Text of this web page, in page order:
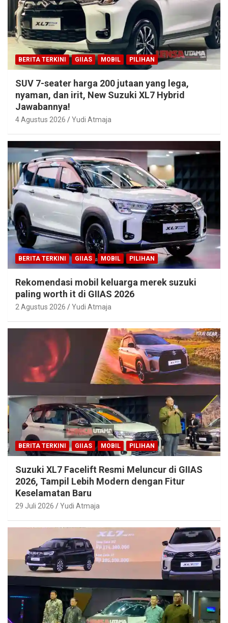
BERITA TERKINI GIIAS MOBIL PILIHAN
SUV 7-seater harga 200 jutaan yang lega,
nyaman, dan irit, New Suzuki XL7 Hybrid
Jawabannya!
4 Agustus 2026 Yudi Atmaja
BERITA TERKINI GIIAS MOBIL PILIHAN
Rekomendasi mobil keluarga merek suzuki
paling worth it di GIIAS 2026
2 Agustus 2026 Yudi Atmaja
BERITA TERKINI GIIAS MOBIL PILIHAN
Suzuki XL7 Facelift Resmi Meluncur di GIIAS
2026, Tampil Lebih Modern dengan Fitur
Keselamatan Baru
29 Juli 2026 Yudi Atmaja